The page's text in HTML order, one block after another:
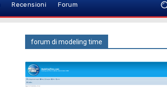
Recensioni Forum
forum di modeling time